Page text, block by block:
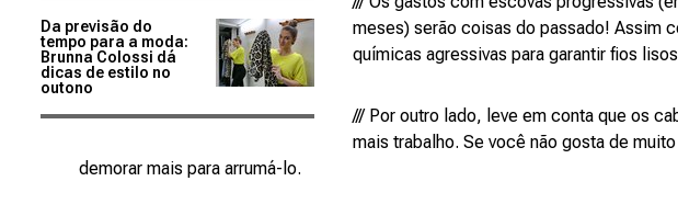
Da previsão do
tempo para a moda:
Brunna Colossi dá
dicas de estilo no
outono
meses) serão coisas do passado! Assim
químicas agressivas para garantir fios
/// Por outro lado, leve em conta que os
mais trabalho. Se você não gosta de
demorar mais para arrumá-lo.